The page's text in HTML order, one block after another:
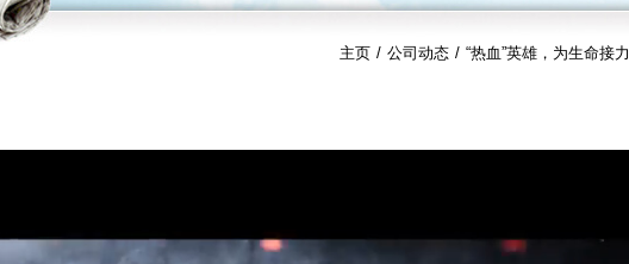
主页 / 公司动态 / “热血”英雄，为生命接力